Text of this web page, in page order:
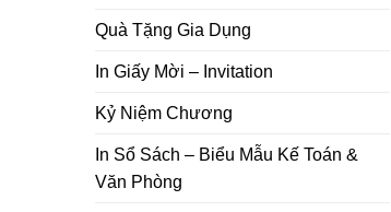
Quà Tặng Gia Dụng
In Giấy Mời – Invitation
Kỷ Niệm Chương
In Sổ Sách – Biểu Mẫu Kế Toán &
Văn Phòng